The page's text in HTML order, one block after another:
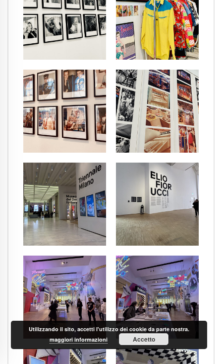
Utilizzando il sito, accetti l'utilizzo dei cookie da parte nostra.
maggiori informazioni
Accetto